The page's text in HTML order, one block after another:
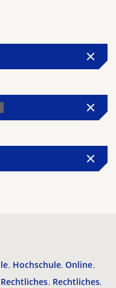
Hochschule Online
Rechtliches Rechtliches